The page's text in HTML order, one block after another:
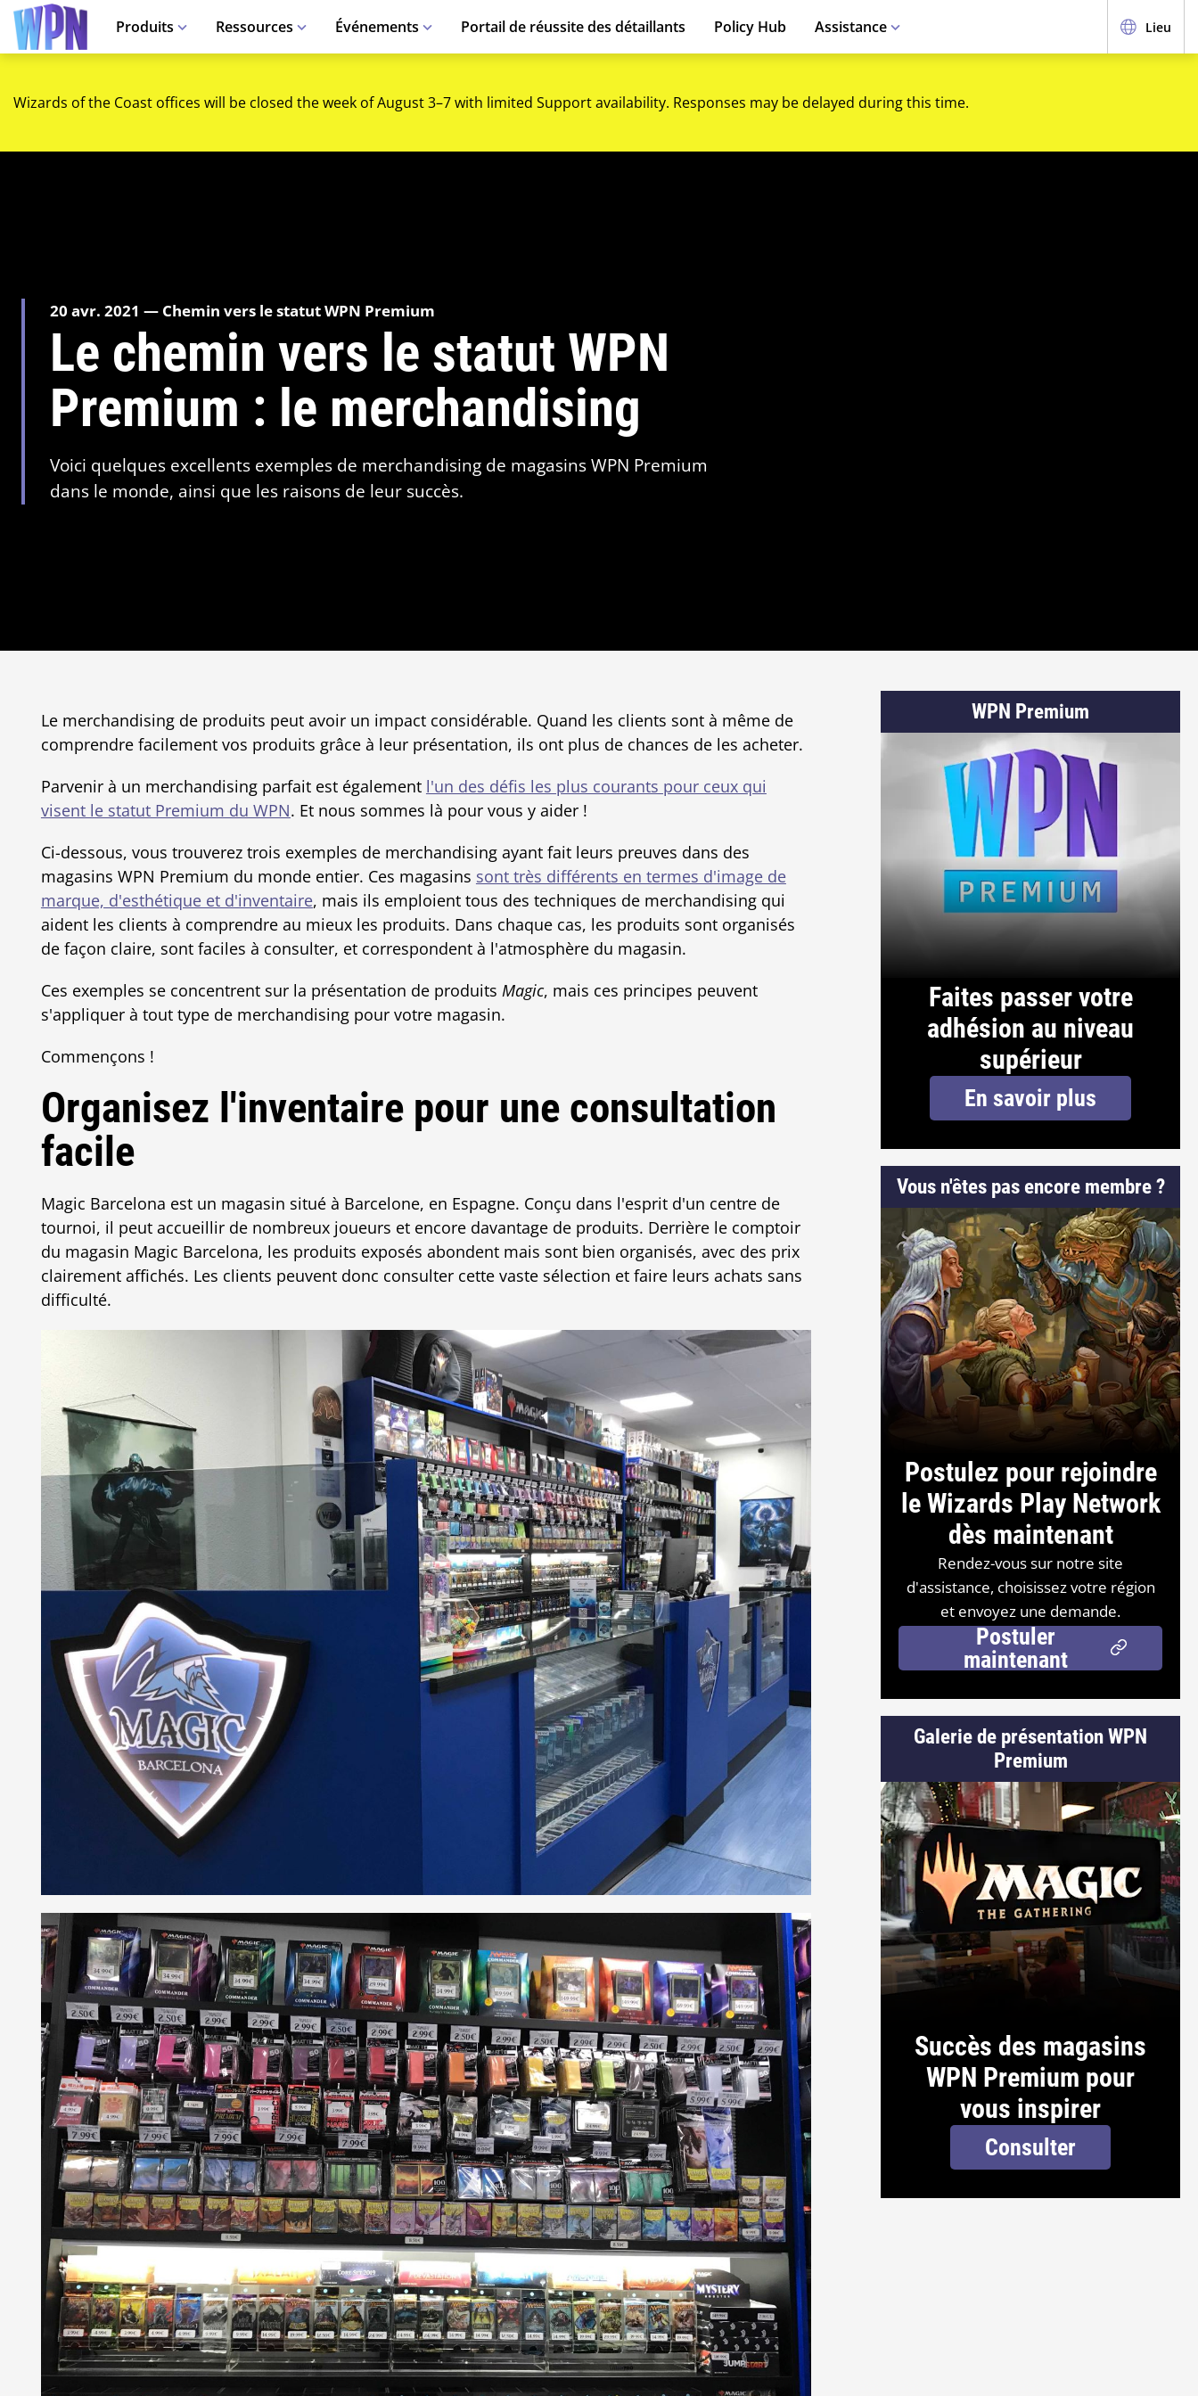
Produits Ressources Événements Portail de réussite des détaillants Policy Hub Assistance Lieu
Wizards of the Coast offices will be closed the week of August 3–7 with limited Support availability. Responses may be delayed during this time.
20 avr. 2021 — Chemin vers le statut WPN Premium
Le chemin vers le statut WPN
Premium : le merchandising
Voici quelques excellents exemples de merchandising de magasins WPN Premium
dans le monde, ainsi que les raisons de leur succès.
Le merchandising de produits peut avoir un impact considérable. Quand les clients sont à même de
comprendre facilement vos produits grâce à leur présentation, ils ont plus de chances de les acheter.
Parvenir à un merchandising parfait est également l'un des défis les plus courants pour ceux qui
visent le statut Premium du WPN. Et nous sommes là pour vous y aider !
Ci-dessous, vous trouverez trois exemples de merchandising ayant fait leurs preuves dans des
magasins WPN Premium du monde entier. Ces magasins sont très différents en termes d'image de
marque, d'esthétique et d'inventaire, mais ils emploient tous des techniques de merchandising qui
aident les clients à comprendre au mieux les produits. Dans chaque cas, les produits sont organisés
de façon claire, sont faciles à consulter, et correspondent à l'atmosphère du magasin.
Ces exemples se concentrent sur la présentation de produits Magic, mais ces principes peuvent
s'appliquer à tout type de merchandising pour votre magasin.
Commençons !
Organisez l'inventaire pour une consultation
facile
Magic Barcelona est un magasin situé à Barcelone, en Espagne. Conçu dans l'esprit d'un centre de
tournoi, il peut accueillir de nombreux joueurs et encore davantage de produits. Derrière le comptoir
du magasin Magic Barcelona, les produits exposés abondent mais sont bien organisés, avec des prix
clairement affichés. Les clients peuvent donc consulter cette vaste sélection et faire leurs achats sans
difficulté.
WPN Premium
Faites passer votre
adhésion au niveau
supérieur
En savoir plus
Vous n'êtes pas encore membre ?
Postulez pour rejoindre
le Wizards Play Network
dès maintenant
Rendez-vous sur notre site
d'assistance, choisissez votre région
et envoyez une demande.
Postuler
maintenant
Galerie de présentation WPN
Premium
Succès des magasins
WPN Premium pour
vous inspirer
Consulter